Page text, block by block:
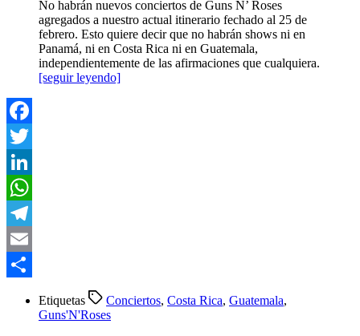
No habrán nuevos conciertos de Guns N’ Roses
agregados a nuestro actual itinerario fechado al 25 de
febrero. Esto quiere decir que no habrán shows ni en
Panamá, ni en Costa Rica ni en Guatemala,
independientemente de las afirmaciones que cualquiera.
[seguir leyendo]
Facebook
Twitter
LinkedIn
WhatsApp
Telegram
Email
Etiquetas Conciertos, Costa Rica, Guatemala,
Guns'N'Roses